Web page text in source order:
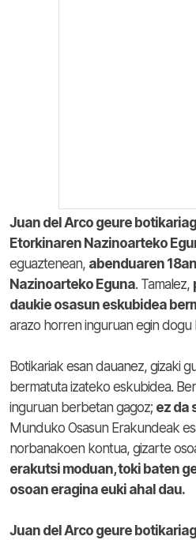
Juan del Arco geure
Etorkinaren Nazinoarteko
eguaztenean, abenduaren
Nazinoarteko Eguna. Tamalez,
daukie osasun eskubidea
arazo horren inguruan egin
Botikariak esan dauanez, gizaki
bermatuta izateko eskubidea.
inguruan berbetan gagoz; ez da
Munduko Osasun Erakundeak
norbanakoen kontua, gizarte
erakutsi moduan, toki baten
osoan eragina euki ahal dau.
Juan del Arco geure